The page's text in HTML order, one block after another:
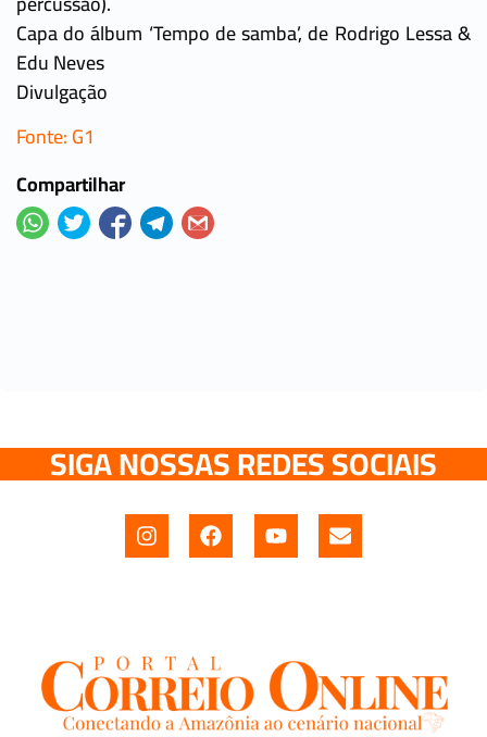
Capa do álbum ‘Tempo de samba’, de Rodrigo Lessa &
Edu Neves
Divulgação
Fonte: G1
Compartilhar
SIGA NOSSAS REDES SOCIAIS